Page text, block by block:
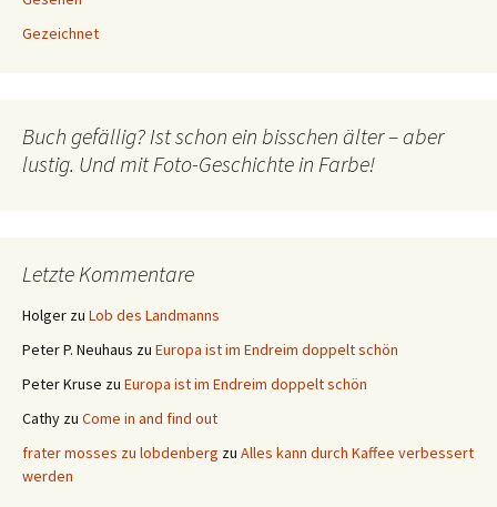
Gezeichnet
Buch gefällig? Ist schon ein bisschen älter – aber
lustig. Und mit Foto-Geschichte in Farbe!
Letzte Kommentare
Holger zu Lob des Landmanns
Peter P. Neuhaus zu Europa ist im Endreim doppelt schön
Peter Kruse zu Europa ist im Endreim doppelt schön
Cathy zu Come in and find out
frater mosses zu lobdenberg zu Alles kann durch Kaffee verbessert
werden